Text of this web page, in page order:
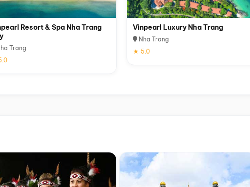
Resort & Spa Nha Trang
Trang
Vinpearl Luxury Nha Trang
Nha Trang
★ 5.0